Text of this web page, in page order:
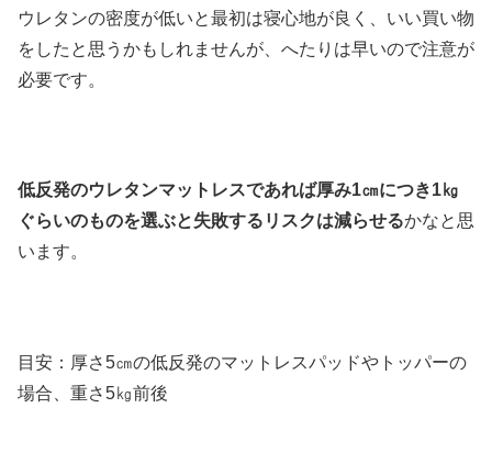
ウレタンの密度が低いと最初は寝心地が良く、いい買い物
をしたと思うかもしれませんが、へたりは早いので注意が
必要です。
低反発のウレタンマットレスであれば厚み1㎝につき1㎏
ぐらいのものを選ぶと失敗するリスクは減らせるかなと思
います。
目安：厚さ5㎝の低反発のマットレスパッドやトッパーの
場合、重さ5㎏前後